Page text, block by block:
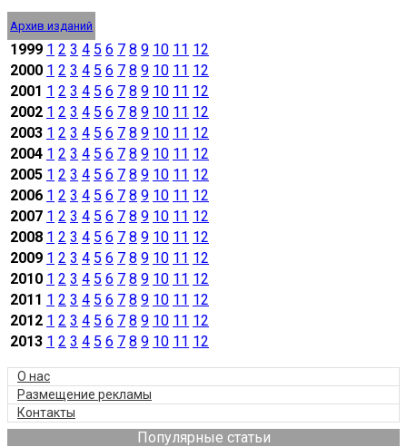
Архив изданий
1999 1 2 3 4 5 6 7 8 9 10 11 12
2000 1 2 3 4 5 6 7 8 9 10 11 12
2001 1 2 3 4 5 6 7 8 9 10 11 12
2002 1 2 3 4 5 6 7 8 9 10 11 12
2003 1 2 3 4 5 6 7 8 9 10 11 12
2004 1 2 3 4 5 6 7 8 9 10 11 12
2005 1 2 3 4 5 6 7 8 9 10 11 12
2006 1 2 3 4 5 6 7 8 9 10 11 12
2007 1 2 3 4 5 6 7 8 9 10 11 12
2008 1 2 3 4 5 6 7 8 9 10 11 12
2009 1 2 3 4 5 6 7 8 9 10 11 12
2010 1 2 3 4 5 6 7 8 9 10 11 12
2011 1 2 3 4 5 6 7 8 9 10 11 12
2012 1 2 3 4 5 6 7 8 9 10 11 12
2013 1 2 3 4 5 6 7 8 9 10 11 12
О нас
Размещение рекламы
Контакты
Популярные статьи